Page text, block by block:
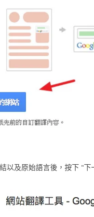
以及原始語言後，按下 "下